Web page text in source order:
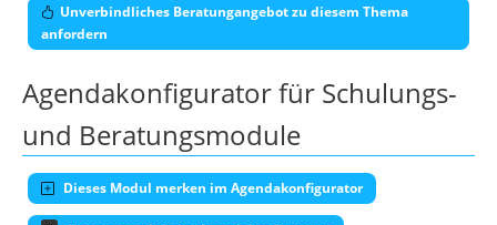
Unverbindliches Beratungangebot zu diesem Thema
anfordern
Agendakonfigurator für Schulungs-
und Beratungsmodule
Dieses Modul merken im Agendakonfigurator